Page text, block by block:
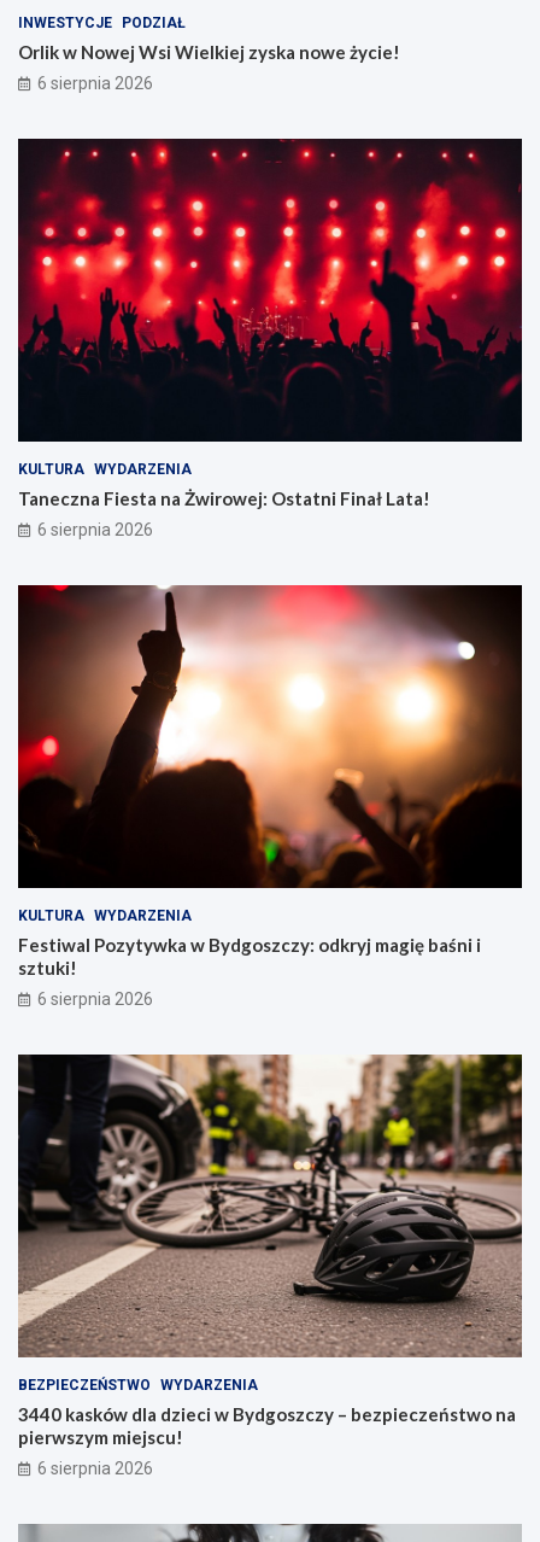
INWESTYCJE PODZIAŁ
Orlik w Nowej Wsi Wielkiej zyska nowe życie!
6 sierpnia 2026
KULTURA WYDARZENIA
Taneczna Fiesta na Żwirowej: Ostatni Finał Lata!
6 sierpnia 2026
KULTURA WYDARZENIA
Festiwal Pozytywka w Bydgoszczy: odkryj magię baśni i
sztuki!
6 sierpnia 2026
BEZPIECZEŃSTWO WYDARZENIA
3440 kasków dla dzieci w Bydgoszczy – bezpieczeństwo na
pierwszym miejscu!
6 sierpnia 2026